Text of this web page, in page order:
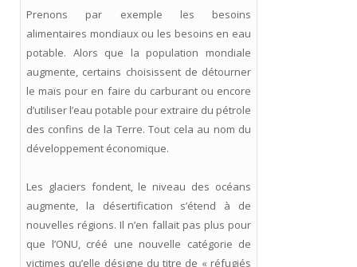
Prenons par exemple les besoins
alimentaires mondiaux ou les besoins en eau
potable. Alors que la population mondiale
augmente, certains choisissent de détourner
le maïs pour en faire du carburant ou encore
d’utiliser l’eau potable pour extraire du pétrole
des confins de la Terre. Tout cela au nom du
développement économique.
Les glaciers fondent, le niveau des océans
augmente, la désertification s’étend à de
nouvelles régions. Il n’en fallait pas plus pour
que l’ONU, créé une nouvelle catégorie de
victimes qu’elle désigne du titre de « réfugiés